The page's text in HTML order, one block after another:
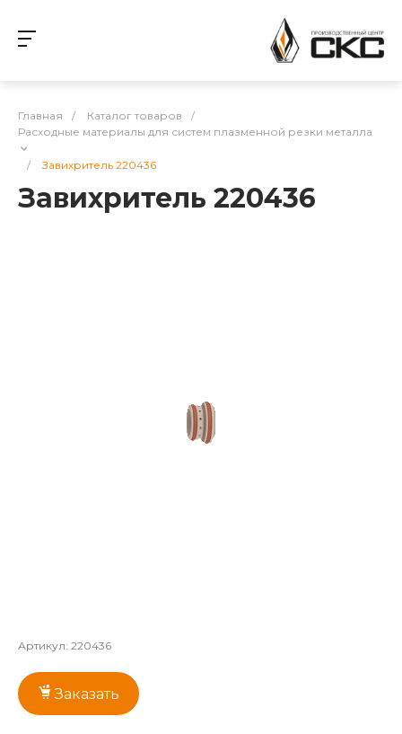
Главная / Каталог товаров
/
Расходные материалы для систем плазменной резки металла
/ Завихритель 220436
Завихритель 220436
Артикул: 220436
Заказать